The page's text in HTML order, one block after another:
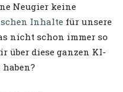
Neugier keine
Inhalte für unsere
nicht schon immer so
über diese ganzen KI-